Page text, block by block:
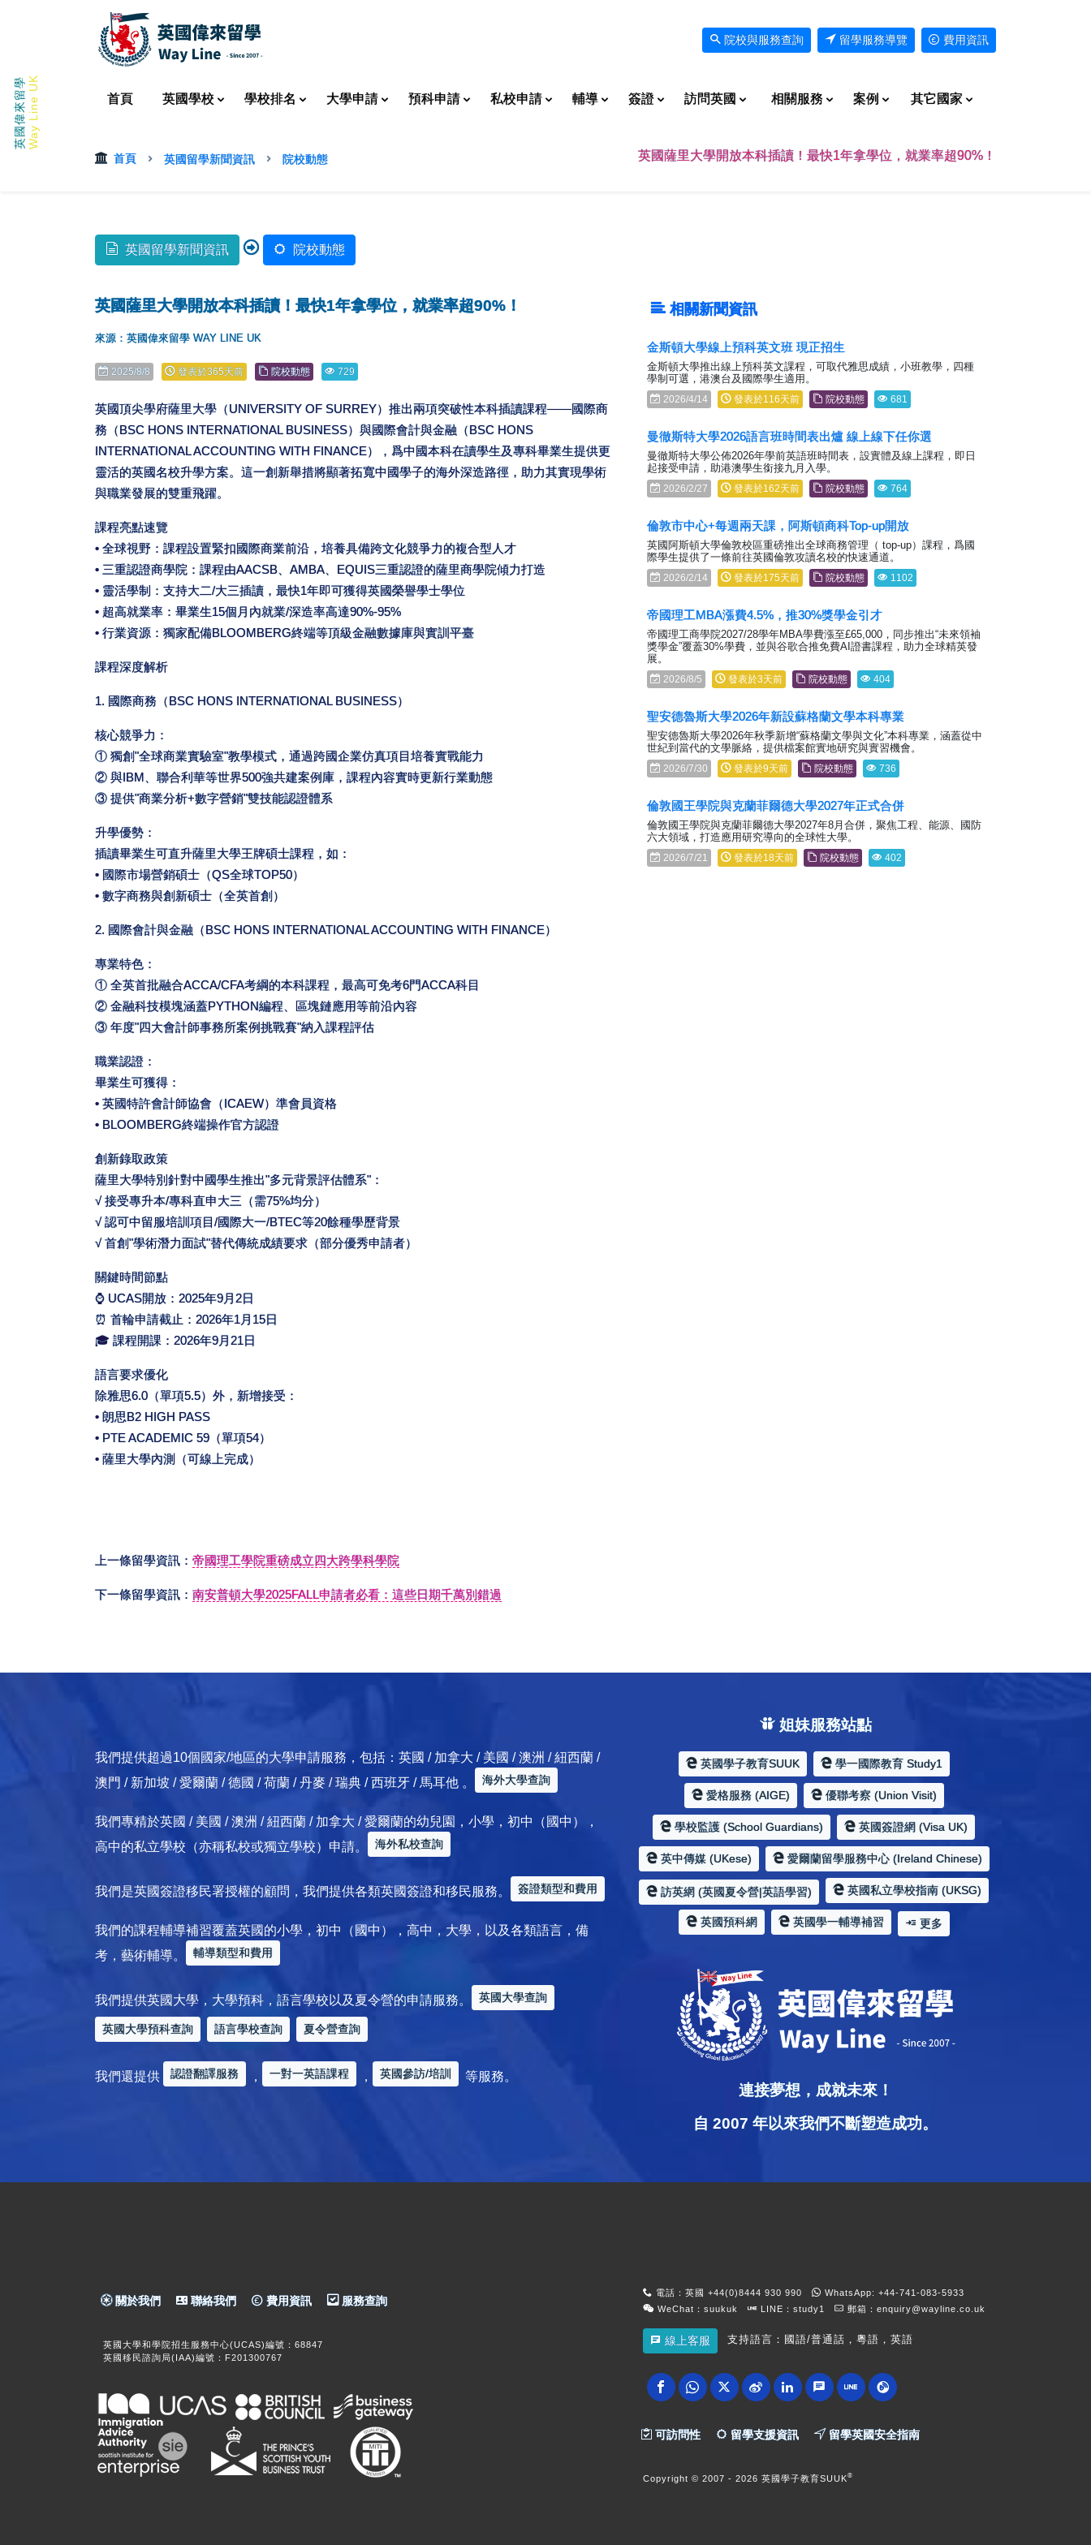
院校與服務查詢 留學服務導覽 費用資訊
首頁 英國學校 學校排名 大學申請 預科申請 私校申請 輔導 簽證 訪問英國 相關服務 案例 其它國家
英國偉來留學Way Line UK
首頁 英國留學新聞資訊 院校動態 英國薩里大學開放本科插讀！最快1年拿學位，就業率超90%！
英國留學新聞資訊 院校動態
英國薩里大學開放本科插讀！最快1年拿學位，就業率超90%！
來源：英國偉來留學 WAY LINE UK
2025/8/8 發表於365天前 院校動態 729
英國頂尖學府薩里大學（UNIVERSITY OF SURREY）推出兩項突破性本科插讀課程——國際商
務（BSC HONS INTERNATIONAL BUSINESS）與國際會計與金融（BSC HONS
INTERNATIONAL ACCOUNTING WITH FINANCE），爲中國本科在讀學生及專科畢業生提供更
靈活的英國名校升學方案。這一創新舉措將顯著拓寬中國學子的海外深造路徑，助力其實現學術
與職業發展的雙重飛躍。
課程亮點速覽
• 全球視野：課程設置緊扣國際商業前沿，培養具備跨文化競爭力的複合型人才
• 三重認證商學院：課程由AACSB、AMBA、EQUIS三重認證的薩里商學院傾力打造
• 靈活學制：支持大二/大三插讀，最快1年即可獲得英國榮譽學士學位
• 超高就業率：畢業生15個月內就業/深造率高達90%-95%
• 行業資源：獨家配備BLOOMBERG終端等頂級金融數據庫與實訓平臺
課程深度解析
1. 國際商務（BSC HONS INTERNATIONAL BUSINESS）
核心競爭力：
① 獨創"全球商業實驗室"教學模式，通過跨國企業仿真項目培養實戰能力
② 與IBM、聯合利華等世界500強共建案例庫，課程內容實時更新行業動態
③ 提供"商業分析+數字營銷"雙技能認證體系
升學優勢：
插讀畢業生可直升薩里大學王牌碩士課程，如：
• 國際市場營銷碩士（QS全球TOP50）
• 數字商務與創新碩士（全英首創）
2. 國際會計與金融（BSC HONS INTERNATIONAL ACCOUNTING WITH FINANCE）
專業特色：
① 全英首批融合ACCA/CFA考綱的本科課程，最高可免考6門ACCA科目
② 金融科技模塊涵蓋PYTHON編程、區塊鏈應用等前沿內容
③ 年度"四大會計師事務所案例挑戰賽"納入課程評估
職業認證：
畢業生可獲得：
• 英國特許會計師協會（ICAEW）準會員資格
• BLOOMBERG終端操作官方認證
創新錄取政策
薩里大學特別針對中國學生推出"多元背景評估體系"：
√ 接受專升本/專科直申大三（需75%均分）
√ 認可中留服培訓項目/國際大一/BTEC等20餘種學歷背景
√ 首創"學術潛力面試"替代傳統成績要求（部分優秀申請者）
關鍵時間節點
⌚ UCAS開放：2025年9月2日
⏰ 首輪申請截止：2026年1月15日
🎓 課程開課：2026年9月21日
語言要求優化
除雅思6.0（單項5.5）外，新增接受：
• 朗思B2 HIGH PASS
• PTE ACADEMIC 59（單項54）
• 薩里大學內測（可線上完成）
上一條留學資訊： 帝國理工學院重磅成立四大跨學科學院
下一條留學資訊： 南安普頓大學2025FALL申請者必看：這些日期千萬別錯過
相關新聞資訊
金斯頓大學線上預科英文班 現正招生
金斯頓大學推出線上預科英文課程，可取代雅思成績，小班教學，四種
學制可選，港澳台及國際學生適用。
2026/4/14 發表於116天前 院校動態 681
曼徹斯特大學2026語言班時間表出爐 線上線下任你選
曼徹斯特大學公佈2026年學前英語班時間表，設實體及線上課程，即日
起接受申請，助港澳學生銜接九月入學。
2026/2/27 發表於162天前 院校動態 764
倫敦市中心+每週兩天課，阿斯頓商科Top-up開放
英國阿斯頓大學倫敦校區重磅推出全球商務管理（ top-up）課程，爲國
際學生提供了一條前往英國倫敦攻讀名校的快速通道。
2026/2/14 發表於175天前 院校動態 1102
帝國理工MBA漲費4.5%，推30%獎學金引才
帝國理工商學院2027/28學年MBA學費漲至£65,000，同步推出“未來領袖
獎學金”覆蓋30%學費，並與谷歌合推免費AI證書課程，助力全球精英發
展。
2026/8/5 發表於3天前 院校動態 404
聖安德魯斯大學2026年新設蘇格蘭文學本科專業
聖安德魯斯大學2026年秋季新增“蘇格蘭文學與文化”本科專業，涵蓋從中
世紀到當代的文學脈絡，提供檔案館實地研究與實習機會。
2026/7/30 發表於9天前 院校動態 736
倫敦國王學院與克蘭菲爾德大學2027年正式合併
倫敦國王學院與克蘭菲爾德大學2027年8月合併，聚焦工程、能源、國防
六大領域，打造應用研究導向的全球性大學。
2026/7/21 發表於18天前 院校動態 402
我們提供超過10個國家/地區的大學申請服務，包括：英國 / 加拿大 / 美國 / 澳洲 / 紐西蘭 /
澳門 / 新加坡 / 愛爾蘭 / 德國 / 荷蘭 / 丹麥 / 瑞典 / 西班牙 / 馬耳他 。
海外大學查詢
我們專精於英國 / 美國 / 澳洲 / 紐西蘭 / 加拿大 / 愛爾蘭的幼兒園，小學，初中（國中），
高中的私立學校（亦稱私校或獨立學校）申請。
海外私校查詢
我們是英國簽證移民署授權的顧問，我們提供各類英國簽證和移民服務。 簽證類型和費用
我們的課程輔導補習覆蓋英國的小學，初中（國中），高中，大學，以及各類語言，備
考，藝術輔導。
輔導類型和費用
我們提供英國大學，大學預科，語言學校以及夏令營的申請服務。 英國大學查詢
英國大學預科查詢 語言學校查詢 夏令營查詢
我們還提供 認證翻譯服務 ， 一對一英語課程 ， 英國參訪/培訓 等服務。
姐妹服務站點
英國學子教育SUUK 學一國際教育 Study1
愛格服務 (AIGE) 優聯考察 (Union Visit)
學校監護 (School Guardians) 英國簽證網 (Visa UK)
英中傳媒 (UKese) 愛爾蘭留學服務中心 (Ireland Chinese)
訪英網 (英國夏令營|英語學習) 英國私立學校指南 (UKSG)
英國預科網 英國學一輔導補習 更多
連接夢想，成就未來！
自 2007 年以來我們不斷塑造成功。
關於我們 聯絡我們 費用資訊 服務查詢
英國大學和學院招生服務中心(UCAS)編號：68847
英國移民諮詢局(IAA)編號：F201300767
電話：英國 +44(0)8444 930 990
WhatsApp: +44-741-083-5933
WeChat：suukuk
LINE：study1 郵箱： enquiry@wayline.co.uk
線上客服 支持語言：國語/普通話，粵語，英語
可訪問性 留學支援資訊 留學英國安全指南
Copyright © 2007 - 2026 英國學子教育SUUK®